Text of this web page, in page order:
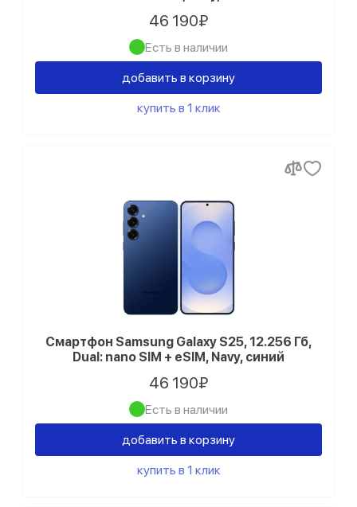
46 190₽
Есть в наличии
добавить в корзину
купить в 1 клик
Смартфон Samsung Galaxy S25, 12.256 Гб,
Dual: nano SIM + eSIM, Navy, синий
46 190₽
Есть в наличии
добавить в корзину
купить в 1 клик